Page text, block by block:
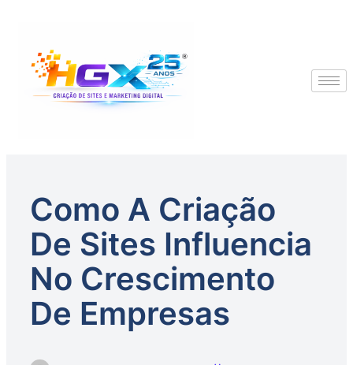
Como A Criação
De Sites Influencia
No Crescimento
De Empresas